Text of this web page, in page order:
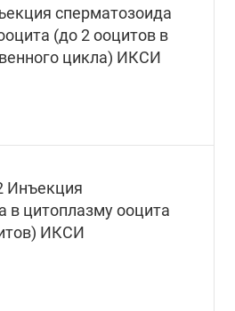
сперматозоида
(до 2 ооцитов в
цикла) ИКСИ
Инъекция
в цитоплазму ооцита
ИКСИ